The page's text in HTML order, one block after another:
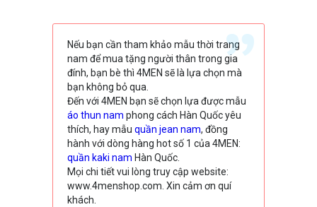
Nếu bạn cần tham khảo mẫu thời trang
nam để mua tặng người thân trong gia
đính, bạn bè thì 4MEN sẽ là lựa chọn mà
bạn không bỏ qua.
Đến với 4MEN bạn sẽ chọn lựa được mẫu
áo thun nam phong cách Hàn Quốc yêu
thích, hay mẫu quần jean nam, đồng
hành với dòng hàng hot số 1 của 4MEN:
quần kaki nam Hàn Quốc.
Mọi chi tiết vui lòng truy cập website:
www.4menshop.com. Xin cảm ơn quí
khách.